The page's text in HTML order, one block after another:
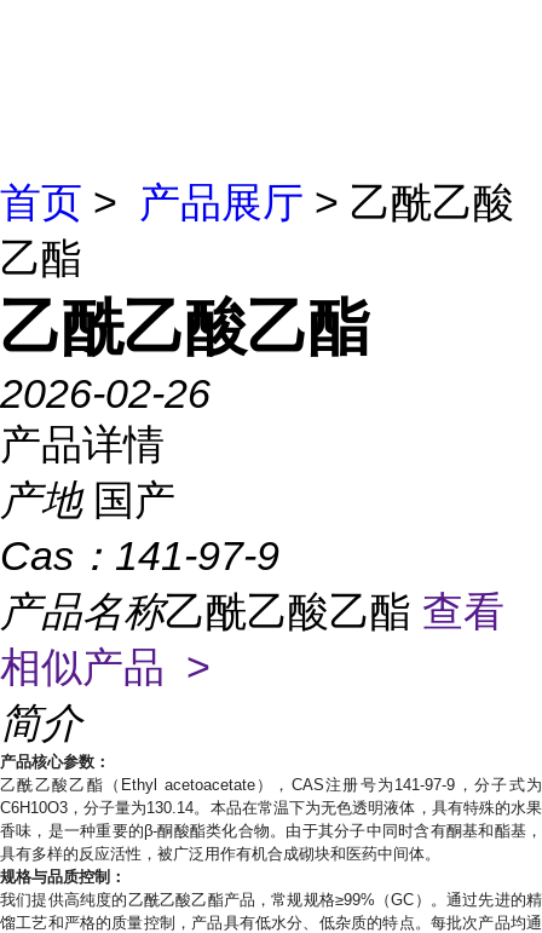
首页 > 产品展厅 > 乙酰乙酸
乙酯
乙酰乙酸乙酯
2026-02-26
产品详情
产地 国产
Cas： 141-97-9
产品名称乙酰乙酸乙酯 查看
相似产品 >
简介
产品核心参数：
乙酰乙酸乙酯（ Ethyl acetoacetate），CAS注册号为141-97-9，分子式为
C6H10O3，分子量为130.14。本品在常温下为无色透明液体，具有特殊的水果
香味，是一种重要的β-酮酸酯类化合物。由于其分子中同时含有酮基和酯基，
具有多样的反应活性，被广泛用作有机合成砌块和医药中间体。
规格与品质控制：
我们提供高纯度的乙酰乙酸乙酯产品，常规规格≥99%（GC）。通过先进的精
馏工艺和严格的质量控制，产品具有低水分、低杂质的特点。每批次产品均通